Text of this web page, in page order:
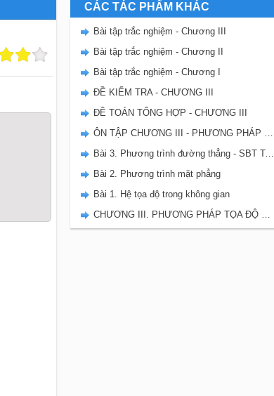
CÁC TÁC PHẨM KHÁC
Bài tập trắc nghiệm - Chương III
Bài tập trắc nghiệm - Chương II
Bài tập trắc nghiệm - Chương I
ĐỀ KIỂM TRA - CHƯƠNG III
ĐỀ TOÁN TỔNG HỢP - CHƯƠNG III
ÔN TẬP CHƯƠNG III - PHƯƠNG PHÁP TỌA ĐỘ TRONG KHÔNG GIAN
Bài 3. Phương trình đường thẳng - SBT Toán 12
Bài 2. Phương trình mặt phẳng
Bài 1. Hệ tọa độ trong không gian
CHƯƠNG III. PHƯƠNG PHÁP TỌA ĐỘ TRONG KHÔNG GIAN